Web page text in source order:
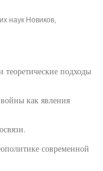
наук Новиков,
теоретические подходы
как явления
современной